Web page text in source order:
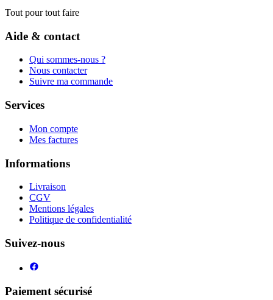
Tout pour tout faire
Aide & contact
Qui sommes-nous ?
Nous contacter
Suivre ma commande
Services
Mon compte
Mes factures
Informations
Livraison
CGV
Mentions légales
Politique de confidentialité
Suivez-nous
Paiement sécurisé